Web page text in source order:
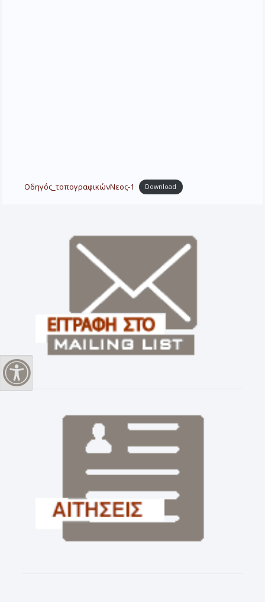
Εναλλαγή Υψηλής Αντίθεσης
Οδηγός_τοπογραφικώνΝεος-1 Download